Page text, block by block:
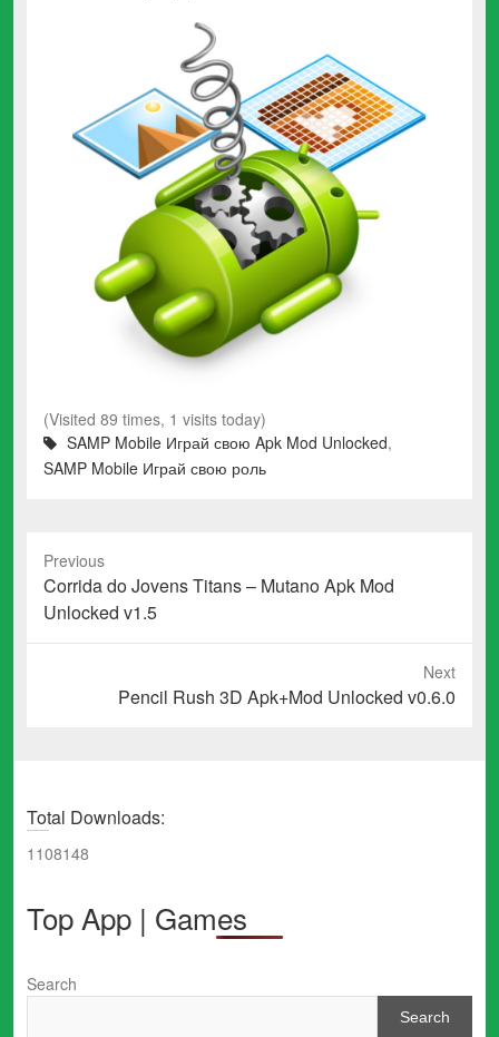
(Visited 89 times, 1 visits today)
SAMP Mobile Играй свою Apk Mod Unlocked,
SAMP Mobile Играй свою роль
Previous
Previous
post:
Corrida do Jovens Titans – Mutano Apk Mod
Unlocked v1.5
Next
Pencil Rush 3D Apk+Mod Unlocked v0.6.0
Total Downloads:
1108148
Top App | Games
Search
Search